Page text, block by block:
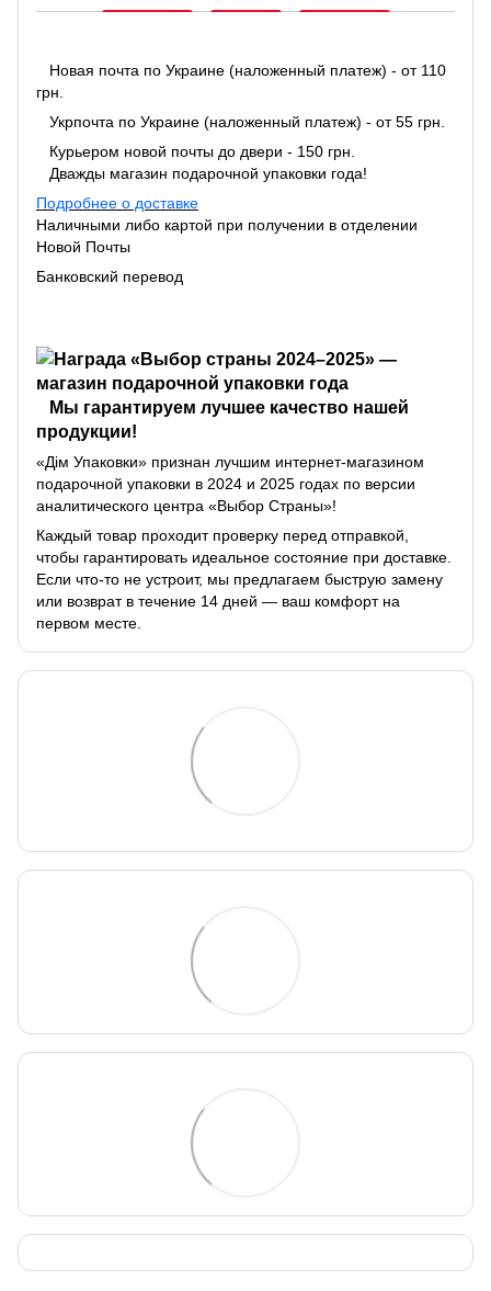
Новая почта по Украине (наложенный платеж) - от 110
грн.
Укрпочта по Украине (наложенный платеж) - от 55 грн.
Курьером новой почты до двери - 150 грн.
Дважды магазин подарочной упаковки года!
Подробнее о доставке
Наличными либо картой при получении в отделении
Новой Почты
Банковский перевод
Мы гарантируем лучшее качество нашей
продукции!
«Дім Упаковки» признан лучшим интернет-магазином
подарочной упаковки в 2024 и 2025 годах по версии
аналитического центра «Выбор Страны»!
Каждый товар проходит проверку перед отправкой,
чтобы гарантировать идеальное состояние при доставке.
Если что-то не устроит, мы предлагаем быструю замену
или возврат в течение 14 дней — ваш комфорт на
первом месте.